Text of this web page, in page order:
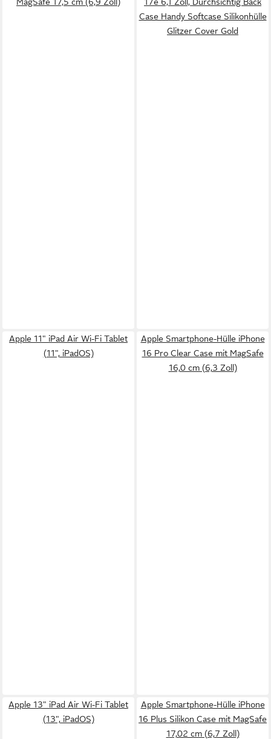
Case Handy Softcase Silikonhülle
Glitzer Cover Gold
Apple 11" iPad Air Wi-Fi Tablet
(11", iPadOS)
Apple Smartphone-Hülle iPhone
16 Pro Clear Case mit MagSafe
16,0 cm (6,3 Zoll)
Apple 13" iPad Air Wi-Fi Tablet
(13", iPadOS)
Apple Smartphone-Hülle iPhone
16 Plus Silikon Case mit MagSafe
17,02 cm (6,7 Zoll)